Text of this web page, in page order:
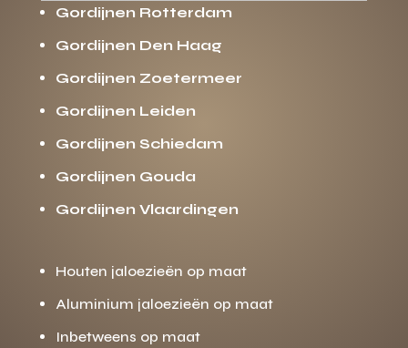
Gordijnen Rotterdam
Gordijnen Den Haag
Gordijnen Zoetermeer
Gordijnen Leiden
Gordijnen Schiedam
Gordijnen Gouda
Gordijnen Vlaardingen
Houten jaloezieën op maat
Aluminium jaloezieën op maat
Inbetweens op maat